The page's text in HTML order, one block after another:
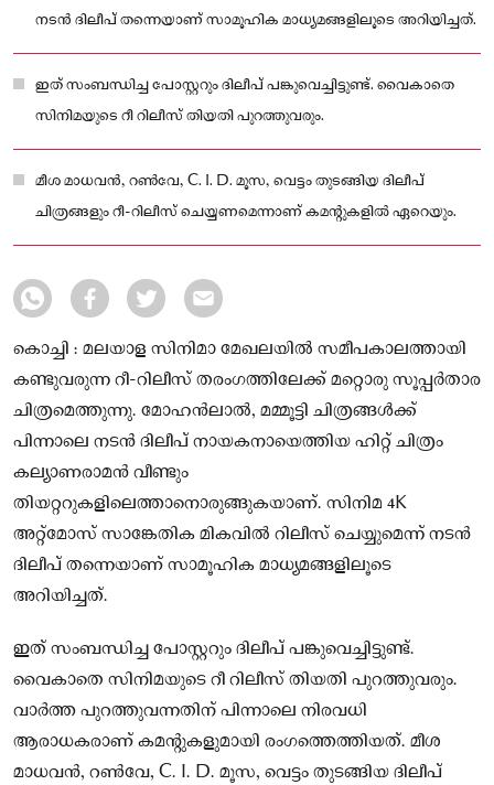
നടൻ ദിലീപ് തന്നെയാണ് സാമൂഹിക മാധ്യമങ്ങളിലൂടെ അറിയിച്ചത്.
ഇത് സംബന്ധിച്ച പോസ്റ്ററും ദിലീപ് പങ്കുവെച്ചിട്ടുണ്ട്. വൈകാതെ
സിനിമയുടെ റീ റിലീസ് തിയതി പുറത്തുവരും.
മീശ മാധവൻ, റൺവേ, C. I. D. മൂസ, വെട്ടം തുടങ്ങിയ ദിലീപ്
ചിത്രങ്ങളും റീ-റിലീസ് ചെയ്യണമെന്നാണ് കമന്റുകളിൽ ഏറെയും.
കൊച്ചി : മലയാള സിനിമാ മേഖലയിൽ സമീപകാലത്തായി
കണ്ടുവരുന്ന റീ-റിലീസ് തരംഗത്തിലേക്ക് മറ്റൊരു സൂപ്പർതാര
ചിത്രമെത്തുന്നു. മോഹൻലാൽ, മമ്മൂട്ടി ചിത്രങ്ങൾക്ക്
പിന്നാലെ നടൻ ദിലീപ് നായകനായെത്തിയ ഹിറ്റ് ചിത്രം
കല്യാണരാമൻ വീണ്ടും
തിയറ്ററുകളിലെത്താനൊരുങ്ങുകയാണ്. സിനിമ 4K
അറ്റ്‌മോസ് സാങ്കേതിക മികവിൽ റിലീസ് ചെയ്യുമെന്ന് നടൻ
ദിലീപ് തന്നെയാണ് സാമൂഹിക മാധ്യമങ്ങളിലൂടെ
അറിയിച്ചത്.
ഇത് സംബന്ധിച്ച പോസ്റ്ററും ദിലീപ് പങ്കുവെച്ചിട്ടുണ്ട്.
വൈകാതെ സിനിമയുടെ റീ റിലീസ് തിയതി പുറത്തുവരും.
വാർത്ത പുറത്തുവന്നതിന് പിന്നാലെ നിരവധി
ആരാധകരാണ് കമന്റുകളുമായി രംഗത്തെത്തിയത്. മീശ
മാധവൻ, റൺവേ, C. I. D. മൂസ, വെട്ടം തുടങ്ങിയ ദിലീപ്